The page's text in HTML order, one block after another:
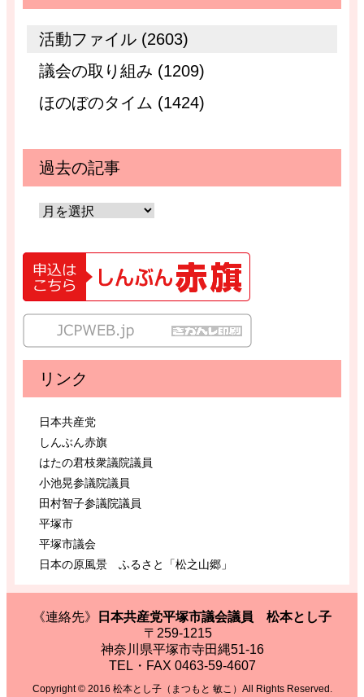
活動ファイル (2603)
議会の取り組み (1209)
ほのぼのタイム (1424)
過去の記事
リンク
日本共産党
しんぶん赤旗
はたの君枝衆議院議員
小池晃参議院議員
田村智子参議院議員
平塚市
平塚市議会
日本の原風景 ふるさと「松之山郷」
《連絡先》
日本共産党平塚市議会議員 松本とし子
〒259-1215
神奈川県平塚市寺田縄51-16
TEL・FAX 0463-59-4607
Copyright © 2016 松本とし子（まつもと 敏こ）All Rights Reserved.